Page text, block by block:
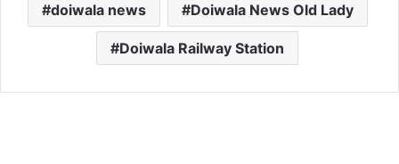
doiwala news Doiwala News Old Lady
Doiwala Railway Station